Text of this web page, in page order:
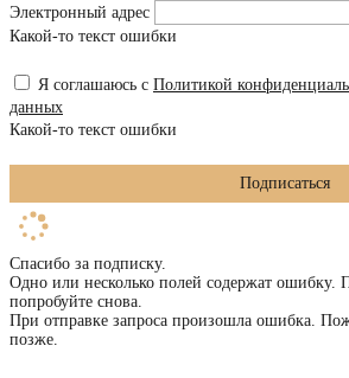
Электронный адрес
Какой-то текст ошибки
Я соглашаюсь с Политикой
данных
Какой-то текст ошибки
Подписаться
Спасибо за подписку.
Одно или несколько полей содержат ошибку.
попробуйте снова.
При отправке запроса произошла ошибка.
позже.